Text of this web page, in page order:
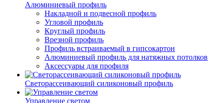
Алюминиевый профиль
Накладной и подвесной профиль
Угловой профиль
Круглый профиль
Врезной профиль
Профиль встраиваемый в гипсокартон
Алюминиевый профиль для натяжных потолков
Аксессуары для профиля
Светорассеивающий силиконовый профиль
Управление светом